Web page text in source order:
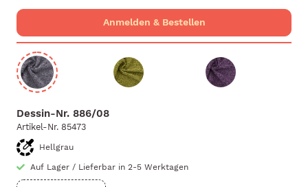
Dessin-Nr. 886/08
Artikel-Nr. 85473
Hellgrau
Auf Lager / Lieferbar in 2-5 Werktagen